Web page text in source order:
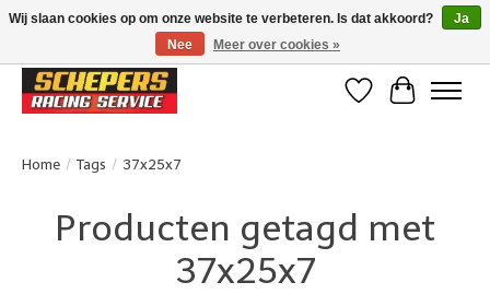
Klanten beoordelen ons met een 4,8/5 op Google reviews
Verlanglijst
Home / Tags / 37x25x7
Producten getagd met
37x25x7
Wij slaan cookies op om onze website te verbeteren. Is dat akkoord?
Ja
Nee
Meer over cookies »